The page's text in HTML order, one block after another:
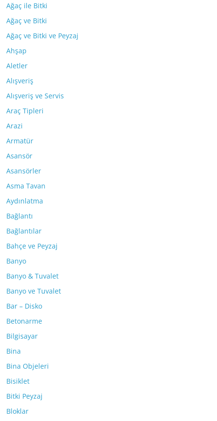
Ağaç ile Bitki
Ağaç ve Bitki
Ağaç ve Bitki ve Peyzaj
Ahşap
Aletler
Alışveriş
Alışveriş ve Servis
Araç Tipleri
Arazi
Armatür
Asansör
Asansörler
Asma Tavan
Aydınlatma
Bağlantı
Bağlantılar
Bahçe ve Peyzaj
Banyo
Banyo & Tuvalet
Banyo ve Tuvalet
Bar – Disko
Betonarme
Bilgisayar
Bina
Bina Objeleri
Bisiklet
Bitki Peyzaj
Bloklar